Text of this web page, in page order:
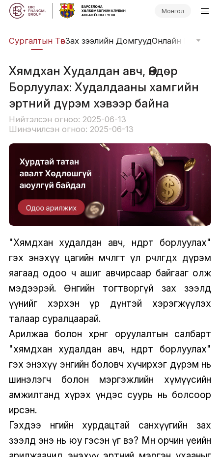
Монгол
Сургалтын ТөвЗах зээлийн ДомгуудОнлайн
Хямдхан Худалдан авч, Өндөр
Борлуулах: Худалдааны хамгийн
эртний дүрэм хэвээр байна
Нийтэлсэн огноо: 2025-06-13
Шинэчилсэн огноо: 2025-06-13
"Хямдхан худалдан авч, өндөрт борлуулах"
гэх энэхүү цагийн мөчлөгт үл өөрчлөгдөх дүрэм
яагаад одоо ч ашиг авчирсаар байгааг олж
мэдээрэй. Өнөөгийн тогтворгүй зах зээлд
үүнийг хэрхэн үр дүнтэй хэрэгжүүлэх
талаар суралцаарай.
Арилжаа болон хөрөнгө оруулалтын салбарт
"хямдхан худалдан авч, өндөрт борлуулах"
гэх энэхүү энгийн боловч хүчирхэг дүрэм нь
шинэлэгч болон мэргэжлийн хүмүүсийн
амжилтанд хүрэх үндэс суурь нь болсоор
ирсэн.
Гэхдээ өнөөгийн хурдацтай санхүүгийн зах
зээлд энэ нь юу гэсэн үг вэ? Мөн орчин үеийн